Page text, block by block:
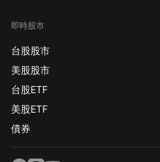
即時股市
台股股市
美股股市
台股ETF
美股ETF
債券